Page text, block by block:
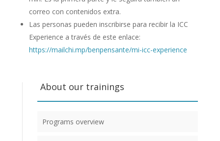
correo con contenidos extra.
Las personas pueden inscribirse para recibir la ICC
Experience a través de este enlace:
https://mailchi.mp/benpensante/mi-icc-experience
About our trainings
Programs overview